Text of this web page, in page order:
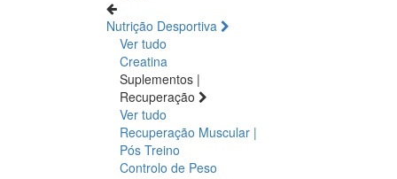
Nutrição Desportiva
Ver tudo
Creatina
Suplementos |
Recuperação
Ver tudo
Recuperação Muscular |
Pós Treino
Controlo de Peso